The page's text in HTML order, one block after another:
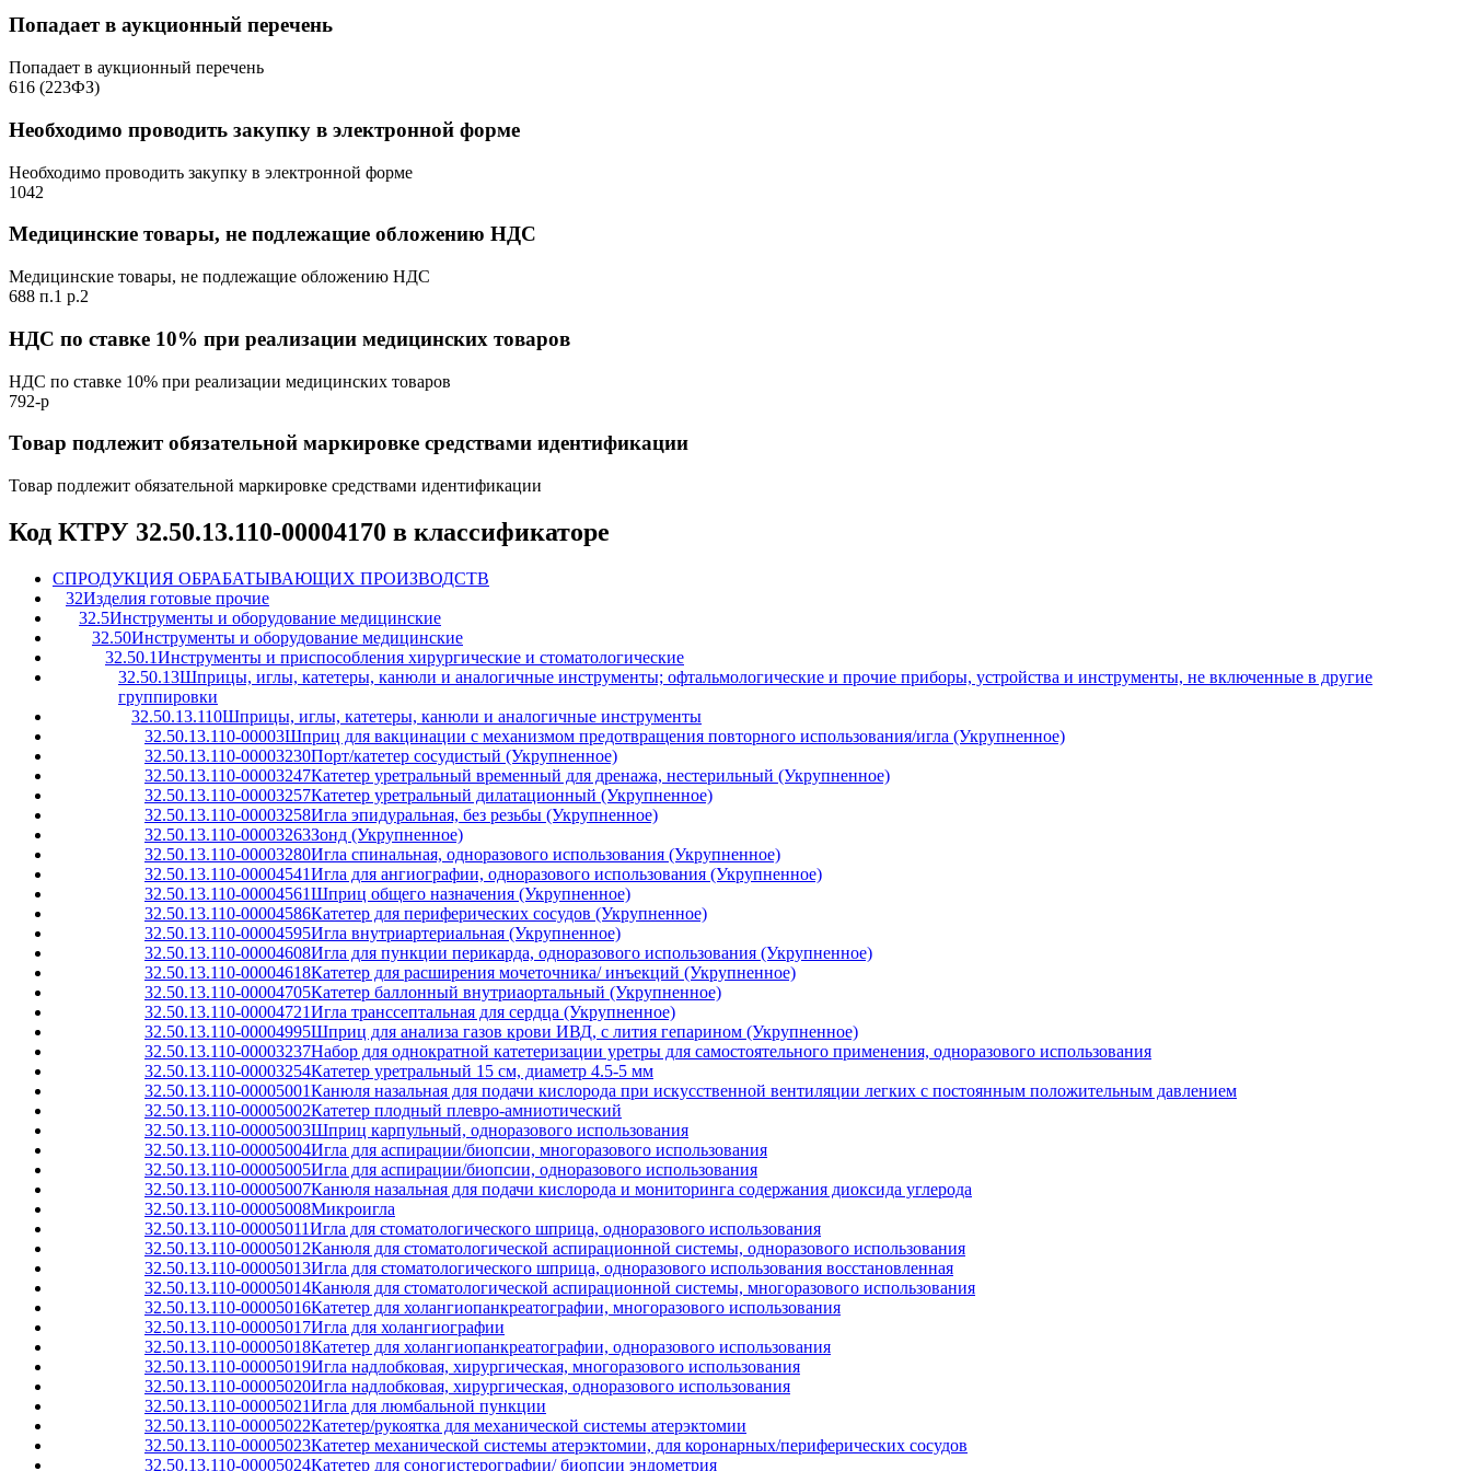
Попадает в аукционный перечень
Попадает в аукционный перечень
616 (223ФЗ)
Необходимо проводить закупку в электронной форме
Необходимо проводить закупку в электронной форме
1042
Медицинские товары, не подлежащие обложению НДС
Медицинские товары, не подлежащие обложению НДС
688 п.1 р.2
НДС по ставке 10% при реализации медицинских товаров
НДС по ставке 10% при реализации медицинских товаров
792-р
Товар подлежит обязательной маркировке средствами идентификации
Товар подлежит обязательной маркировке средствами идентификации
Код КТРУ 32.50.13.110-00004170 в классификаторе
CПРОДУКЦИЯ ОБРАБАТЫВАЮЩИХ ПРОИЗВОДСТВ
32Изделия готовые прочие
32.5Инструменты и оборудование медицинские
32.50Инструменты и оборудование медицинские
32.50.1Инструменты и приспособления хирургические и стоматологические
32.50.13Шприцы, иглы, катетеры, канюли и аналогичные инструменты; офтальмологические и прочие приборы, устройства и инструменты, не включенные в другие
группировки
32.50.13.110Шприцы, иглы, катетеры, канюли и аналогичные инструменты
32.50.13.110-00003Шприц для вакцинации с механизмом предотвращения повторного использования/игла (Укрупненное)
32.50.13.110-00003230Порт/катетер сосудистый (Укрупненное)
32.50.13.110-00003247Катетер уретральный временный для дренажа, нестерильный (Укрупненное)
32.50.13.110-00003257Катетер уретральный дилатационный (Укрупненное)
32.50.13.110-00003258Игла эпидуральная, без резьбы (Укрупненное)
32.50.13.110-00003263Зонд (Укрупненное)
32.50.13.110-00003280Игла спинальная, одноразового использования (Укрупненное)
32.50.13.110-00004541Игла для ангиографии, одноразового использования (Укрупненное)
32.50.13.110-00004561Шприц общего назначения (Укрупненное)
32.50.13.110-00004586Катетер для периферических сосудов (Укрупненное)
32.50.13.110-00004595Игла внутриартериальная (Укрупненное)
32.50.13.110-00004608Игла для пункции перикарда, одноразового использования (Укрупненное)
32.50.13.110-00004618Катетер для расширения мочеточника/ инъекций (Укрупненное)
32.50.13.110-00004705Катетер баллонный внутриаортальный (Укрупненное)
32.50.13.110-00004721Игла транссептальная для сердца (Укрупненное)
32.50.13.110-00004995Шприц для анализа газов крови ИВД, с лития гепарином (Укрупненное)
32.50.13.110-00003237Набор для однократной катетеризации уретры для самостоятельного применения, одноразового использования
32.50.13.110-00003254Катетер уретральный 15 см, диаметр 4.5-5 мм
32.50.13.110-00005001Канюля назальная для подачи кислорода при искусственной вентиляции легких с постоянным положительным давлением
32.50.13.110-00005002Катетер плодный плевро-амниотический
32.50.13.110-00005003Шприц карпульный, одноразового использования
32.50.13.110-00005004Игла для аспирации/биопсии, многоразового использования
32.50.13.110-00005005Игла для аспирации/биопсии, одноразового использования
32.50.13.110-00005007Канюля назальная для подачи кислорода и мониторинга содержания диоксида углерода
32.50.13.110-00005008Микроигла
32.50.13.110-00005011Игла для стоматологического шприца, одноразового использования
32.50.13.110-00005012Канюля для стоматологической аспирационной системы, одноразового использования
32.50.13.110-00005013Игла для стоматологического шприца, одноразового использования восстановленная
32.50.13.110-00005014Канюля для стоматологической аспирационной системы, многоразового использования
32.50.13.110-00005016Катетер для холангиопанкреатографии, многоразового использования
32.50.13.110-00005017Игла для холангиографии
32.50.13.110-00005018Катетер для холангиопанкреатографии, одноразового использования
32.50.13.110-00005019Игла надлобковая, хирургическая, многоразового использования
32.50.13.110-00005020Игла надлобковая, хирургическая, одноразового использования
32.50.13.110-00005021Игла для люмбальной пункции
32.50.13.110-00005022Катетер/рукоятка для механической системы атерэктомии
32.50.13.110-00005023Катетер механической системы атерэктомии, для коронарных/периферических сосудов
32.50.13.110-00005024Катетер для соногистерографии/ биопсии эндометрия